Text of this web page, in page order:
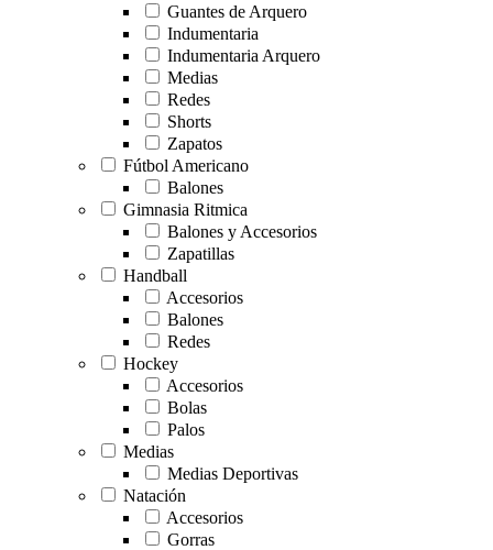
Guantes de Arquero
Indumentaria
Indumentaria Arquero
Medias
Redes
Shorts
Zapatos
Fútbol Americano
Balones
Gimnasia Ritmica
Balones y Accesorios
Zapatillas
Handball
Accesorios
Balones
Redes
Hockey
Accesorios
Bolas
Palos
Medias
Medias Deportivas
Natación
Accesorios
Gorras